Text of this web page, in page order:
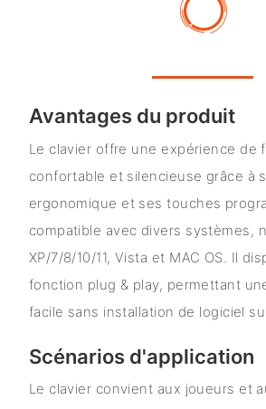
Avantages du produit
Le clavier offre une expérience de
confortable et silencieuse grâce à
ergonomique et ses touches
compatible avec divers systèmes,
XP/7/8/10/11, Vista et MAC OS. Il
fonction plug & play, permettant
facile sans installation de logiciel
Scénarios d'application
Le clavier convient aux joueurs et